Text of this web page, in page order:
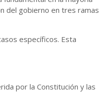
del gobierno en tres ramas
específicos. Esta
por la Constitución y las